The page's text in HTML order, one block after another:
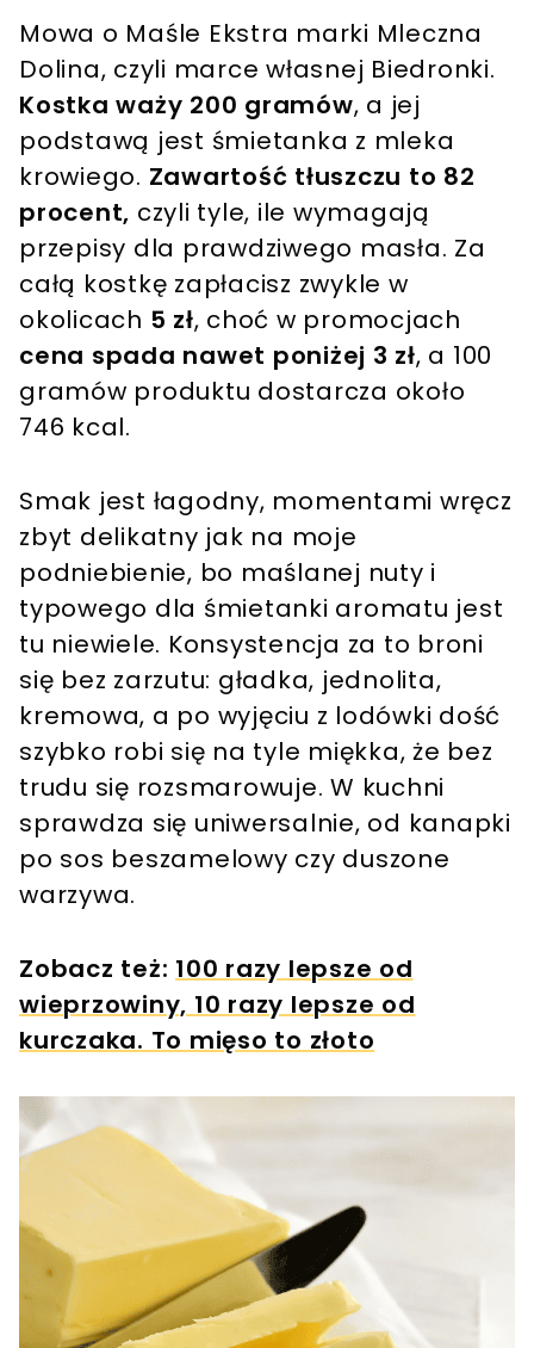
Mowa o Maśle Ekstra marki Mleczna
Dolina, czyli marce własnej Biedronki.
Kostka waży 200 gramów, a jej
podstawą jest śmietanka z mleka
krowiego. Zawartość tłuszczu to 82
procent, czyli tyle, ile wymagają
przepisy dla prawdziwego masła. Za
całą kostkę zapłacisz zwykle w
okolicach 5 zł, choć w promocjach
cena spada nawet poniżej 3 zł, a 100
gramów produktu dostarcza około
746 kcal.
Smak jest łagodny, momentami wręcz
zbyt delikatny jak na moje
podniebienie, bo maślanej nuty i
typowego dla śmietanki aromatu jest
tu niewiele. Konsystencja za to broni
się bez zarzutu: gładka, jednolita,
kremowa, a po wyjęciu z lodówki dość
szybko robi się na tyle miękka, że bez
trudu się rozsmarowuje. W kuchni
sprawdza się uniwersalnie, od kanapki
po sos beszamelowy czy duszone
warzywa.
Zobacz też: 100 razy lepsze od
wieprzowiny, 10 razy lepsze od
kurczaka. To mięso to złoto